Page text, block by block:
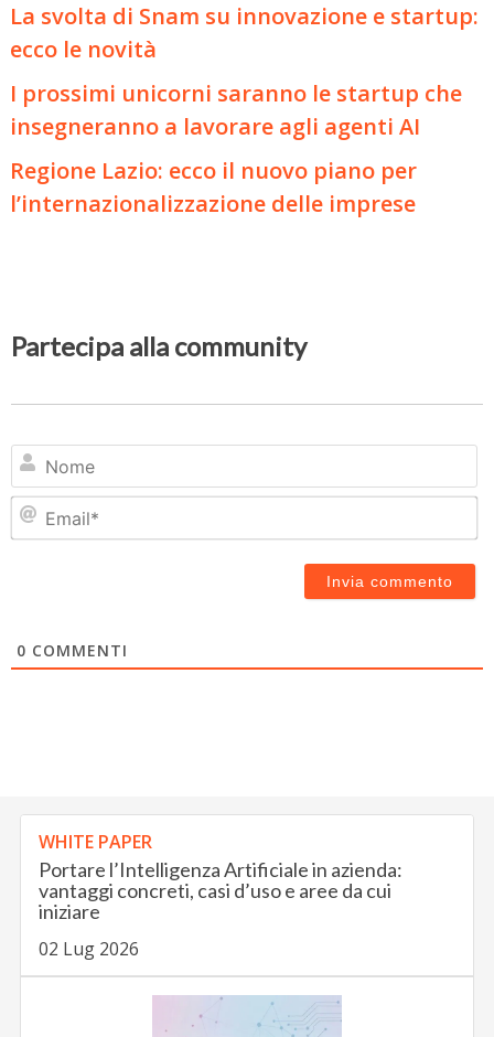
La svolta di Snam su innovazione e startup:
ecco le novità
I prossimi unicorni saranno le startup che
insegneranno a lavorare agli agenti AI
Regione Lazio: ecco il nuovo piano per
l’internazionalizzazione delle imprese
Partecipa alla community
0 COMMENTI
WHITE PAPER
Portare l’Intelligenza Artificiale in azienda:
vantaggi concreti, casi d’uso e aree da cui
iniziare
02 Lug 2026